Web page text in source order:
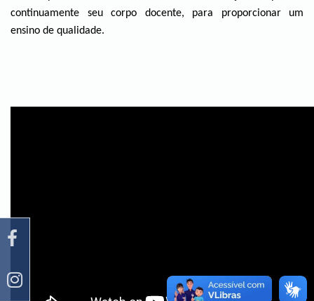
continuamente seu corpo docente, para proporcionar um
ensino de qualidade.